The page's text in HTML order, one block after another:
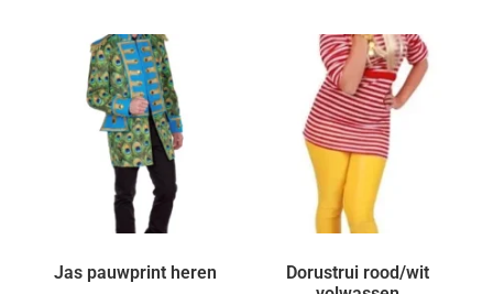
Jas pauwprint heren
Dorustrui rood/wit